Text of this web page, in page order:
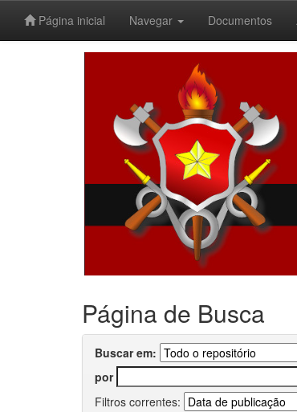
Página inicial Navegar Documentos
Página de Busca
Buscar em:
por
Filtros correntes: